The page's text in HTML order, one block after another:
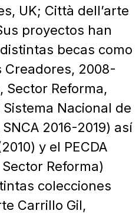
UK; Città dell’arte
proyectos han
becas como
Creadores, 2008-
Sector Reforma,
Sistema Nacional de
2016-2019) así
y el PECDA
Sector Reforma)
colecciones
Carrillo Gil,